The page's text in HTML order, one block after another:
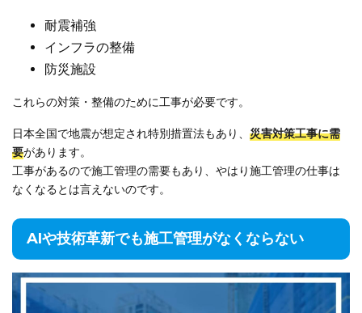
耐震補強
インフラの整備
防災施設
これらの対策・整備のために工事が必要です。
日本全国で地震が想定され特別措置法もあり、 災害対策工事に需
要があります。
工事があるので施工管理の需要もあり、やはり施工管理の仕事は
なくなるとは言えないのです。
AIや技術革新でも施工管理がなくならない